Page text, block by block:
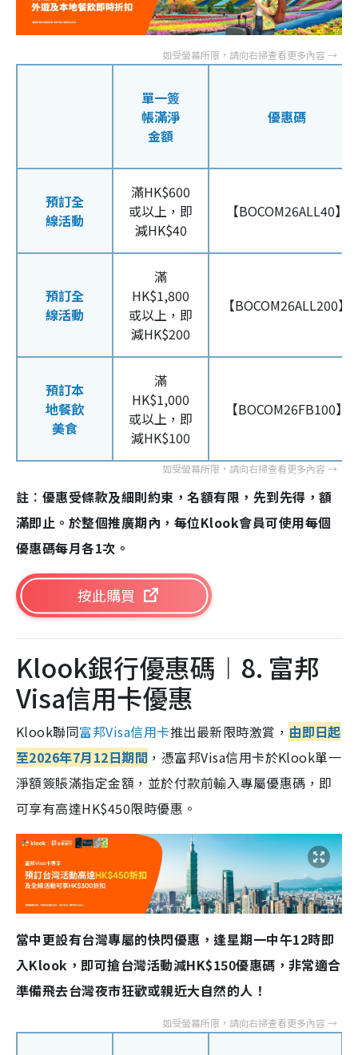
單一簽
帳滿淨
金額
優惠碼
預訂全
線活動
滿HK$600
或以上，即
減HK$40
【BOCOM26ALL40】
預訂全
線活動
滿
HK$1,800
或以上，即
減HK$200
【BOCOM26ALL200】
預訂本
地餐飲
美食
滿
HK$1,000
或以上，即
減HK$100
【BOCOM26FB100】
註︰優惠受條款及細則約束，名額有限，先到先得，額
滿即止。於整個推廣期內，每位Klook會員可使用每個
優惠碼每月各1次。
按此購買
Klook銀行優惠碼︱8. 富邦
Visa信用卡優惠
Klook聯同富邦Visa信用卡推出最新限時激賞， 由即日起
至2026年7月12日期間 ，憑富邦Visa信用卡於Klook單一
淨額簽賬滿指定金額，並於付款前輸入專屬優惠碼，即
可享有高達HK$450限時優惠。
當中更設有台灣專屬的快閃優惠，逢星期一中午12時即
入Klook，即可搶台灣活動減HK$150優惠碼，非常適合
準備飛去台灣夜市狂歡或親近大自然的人！